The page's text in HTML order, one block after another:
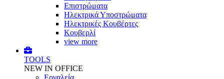
Επιστρώματα
Ηλεκτρικά Υποστρώματα
Ηλεκτρικές Κουβέρτες
Κουβερλί
view more
TOOLS
NEW IN OFFICE
Εργαλεία